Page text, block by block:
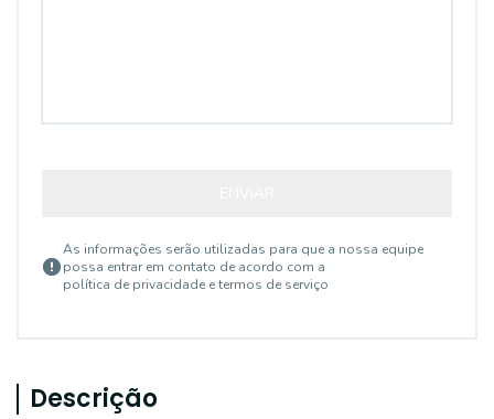
As informações serão utilizadas para que a nossa equipe
possa entrar em contato de acordo com a
política de privacidade e termos de serviço
Descrição